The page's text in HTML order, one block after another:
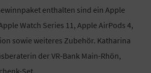
enthalten sind ein Apple
Watch Series 11, Apple AirPods 4,
sowie weiteres Zubehör. Katharina
der VR-Bank Main-Rhön,
Set.